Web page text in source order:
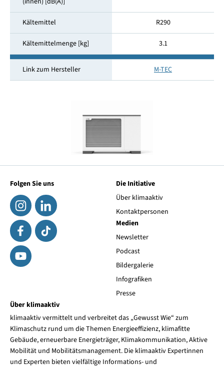
Kältemittel R290
Kältemittelmenge [kg] 3.1
Link zum Hersteller M-TEC
Folgen Sie uns
Die Initiative
Über klimaaktiv
Kontaktpersonen
Medien
Newsletter
Podcast
Bildergalerie
Infografiken
Presse
Über klimaaktiv
klimaaktiv vermittelt und verbreitet das „Gewusst Wie“ zum
Klimaschutz rund um die Themen Energieeffizienz, klimafitte
Gebäude, erneuerbare Energieträger, Klimakommunikation, Aktive
Mobilität und Mobilitätsmanagement. Die klimaaktiv Expertinnen
und Experten bieten vielfältige Informations- und